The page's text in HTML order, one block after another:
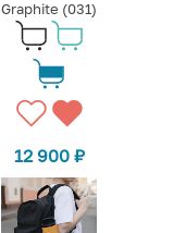
Graphite (031)
12 900 ₽